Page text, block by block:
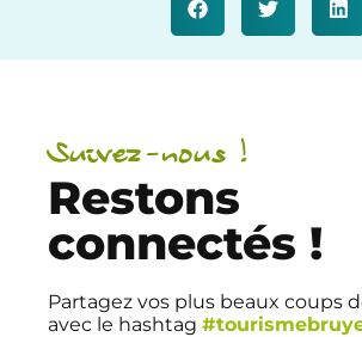
Suivez-nous !
Restons
connectés !
Partagez vos plus beaux coups
avec le hashtag